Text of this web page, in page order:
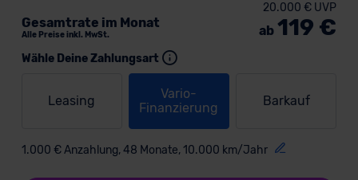
Wähle Deine Zahlungsart
Leasing
Vario-
Finanzierung
Barkauf
1.000 € Anzahlung, 48 Monate, 10.000 km/Jahr
Gesamtrate im Monat
Alle Preise inkl. MwSt.
20.000 € UVP
ab 119 €